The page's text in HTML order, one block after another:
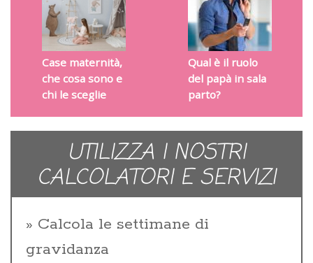
Case maternità,
che cosa sono e
chi le sceglie
Qual è il ruolo
del papà in sala
parto?
UTILIZZA I NOSTRI
CALCOLATORI E SERVIZI
Calcola le settimane di
gravidanza